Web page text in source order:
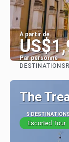
À partir de
Par personne
DESTINATIONS
The
5
Escorted Tour